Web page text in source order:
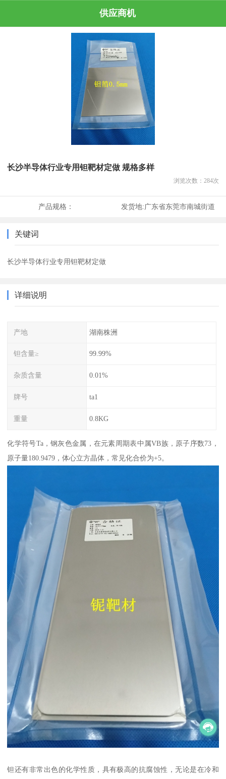
供应商机
长沙半导体行业专用钽靶材定做 规格多样
浏览次数： 284次
产品规格： 发货地:广东省东莞市南城街道
关键词
长沙半导体行业专用钽靶材定做
详细说明
产地 湖南株洲
钽含量≥ 99.99%
杂质含量 0.01%
牌号 ta1
重量 0.8KG
化学符号Ta，钢灰色金属，在元素周期表中属VB族，原子序数73，
原子量180.9479，体心立方晶体，常见化合价为+5。
钽还有非常出色的化学性质，具有极高的抗腐蚀性，无论是在冷和